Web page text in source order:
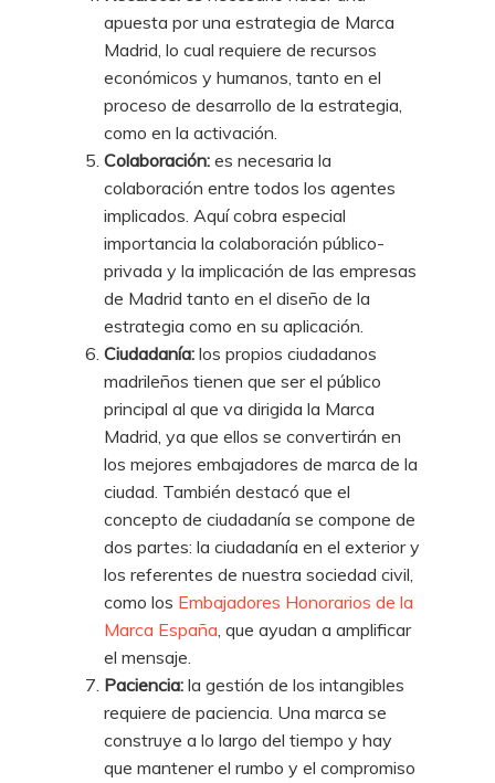
apuesta por una estrategia de Marca
Madrid, lo cual requiere de recursos
económicos y humanos, tanto en el
proceso de desarrollo de la estrategia,
como en la activación.
Colaboración: es necesaria la
colaboración entre todos los agentes
implicados. Aquí cobra especial
importancia la colaboración público-
privada y la implicación de las empresas
de Madrid tanto en el diseño de la
estrategia como en su aplicación.
Ciudadanía: los propios ciudadanos
madrileños tienen que ser el público
principal al que va dirigida la Marca
Madrid, ya que ellos se convertirán en
los mejores embajadores de marca de la
ciudad. También destacó que el
concepto de ciudadanía se compone de
dos partes: la ciudadanía en el exterior y
los referentes de nuestra sociedad civil,
como los Embajadores Honorarios de la
Marca España , que ayudan a amplificar
el mensaje.
Paciencia: la gestión de los intangibles
requiere de paciencia. Una marca se
construye a lo largo del tiempo y hay
que mantener el rumbo y el compromiso